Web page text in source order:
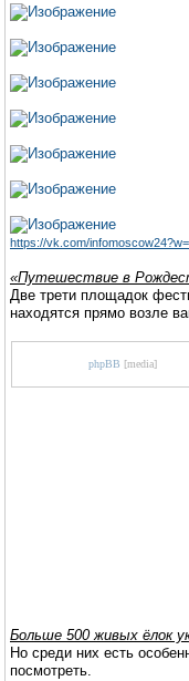
https://vk.com/
«Путешествие в
Две трети площадок
находятся прямо возле
phpBB [media]
Больше 500 живых ёлок
Но среди них есть
посмотреть.